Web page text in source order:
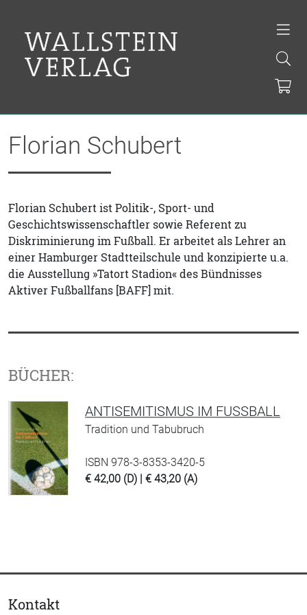
Florian Schubert
Florian Schubert ist Politik-, Sport- und
Geschichtswissenschaftler sowie Referent zu
Diskriminierung im Fußball. Er arbeitet als Lehrer an
einer Hamburger Stadtteilschule und konzipierte u.a.
die Ausstellung »Tatort Stadion« des Bündnisses
Aktiver Fußballfans [BAFF] mit.
BÜCHER:
ANTISEMITISMUS IM FUSSBALL
Tradition und Tabubruch
ISBN 978-3-8353-3420-5
€ 42,00 (D) | € 43,20 (A)
Kontakt